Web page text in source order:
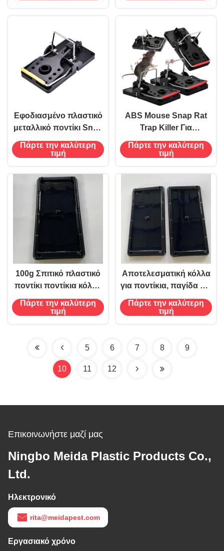
πλαστικών ποντικών
ποντίκια παγίδα κουτί
κλουβί
Εφοδιασμένο πλαστικό
μεταλλικό ποντίκι Snap
Rat Trap Killer 98g για
αποτελεσματική οθόνη
Πάρτε την καλύτερη
τιμή
ABS Mouse Snap Rat
Trap Killer Για
Εφαρμόσιμη Περιοχή
20 τετραγωνικά μέτρα
ώρες
Πάρτε την καλύτερη
τιμή
100g Σπιτικό πλαστικό
ποντίκι ποντίκια κόλλα
ποντίκι παγίδα
κολλώδης επιφάνεια
Πάρτε την καλύτερη
τιμή
Αποτελεσματική κόλλα
για ποντίκια, παγίδα για
ποντίκια, κόλλα για
επιφάνειες για την
οργανισμών στο σπίτι
Πάρτε την καλύτερη
τιμή
5 6 7 8 9
10 11 12
Επικοινωνήστε μαζί μας
Ningbo Meida Plastic Products Co.,
Ltd.
Ηλεκτρονικό
rita@meidapest.com
Εργασιακό χρόνο